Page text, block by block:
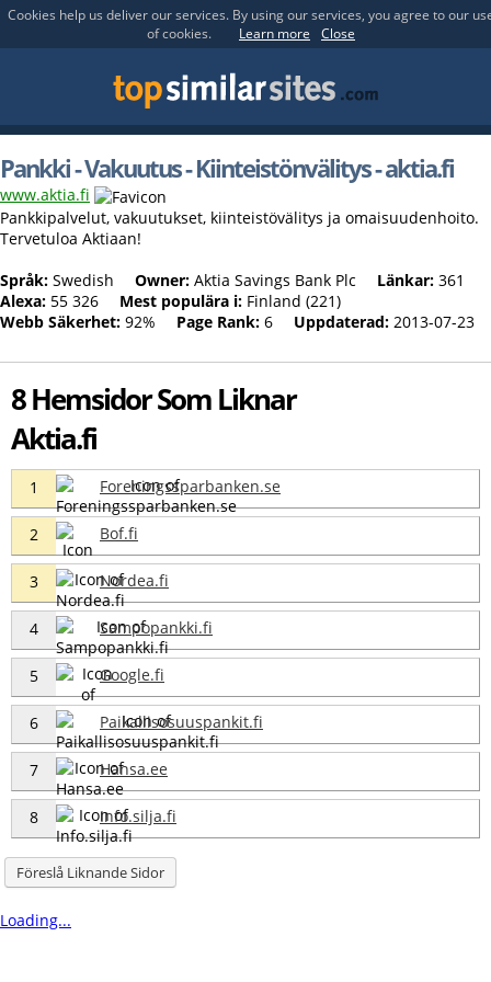
Cookies help us deliver our services. By using our services, you agree to our
of cookies.
Learn more Close
Pankki - Vakuutus - Kiinteistönvälitys - aktia.fi
www.aktia.fi
Pankkipalvelut, vakuutukset, kiinteistövälitys ja omaisuudenhoito.
Tervetuloa Aktiaan!
Språk: Swedish Owner: Aktia Savings Bank Plc Länkar: 361
Alexa: 55 326 Mest populära i: Finland (221)
Webb Säkerhet: 92% Page Rank: 6 Uppdaterad: 2013-07-23
8 Hemsidor Som Liknar
Aktia.fi
1 Foreningssparbanken.se
2 Bof.fi
3 Nordea.fi
4 Sampopankki.fi
5 Google.fi
6 Paikallisosuuspankit.fi
7 Hansa.ee
8 Info.silja.fi
Föreslå Liknande Sidor
Loading...